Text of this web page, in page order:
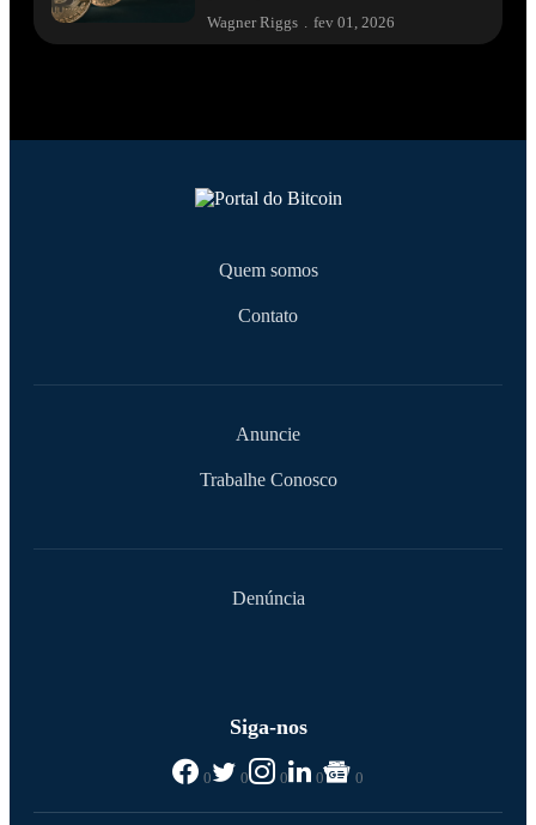
Wagner Riggs fev 01, 2026
Quem somos
Contato
Anuncie
Trabalhe Conosco
Denúncia
Siga-nos
0 0 0 0 0